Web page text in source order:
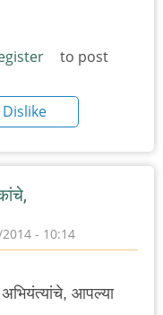
to post
Dislike
- 10:14
अभियंत्यांचे, आपल्या